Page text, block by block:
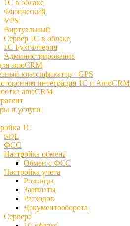
1С в облаке
Физический
VPS
Виртуальный
Сервер 1С в облаке
1С Бухгалтерия
Администрирование
amoCRM
классификатор +GPS
интеграция 1С и AmoCRM
amoCRM
и услуги
1С
SQL
ФСС
Настройка обмена
Обмен с ФСС
Настройка учета
Розницы
Зарплаты
Расходов
Документооборота
Сервера